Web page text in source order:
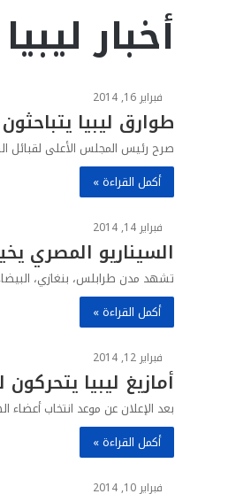
أخبار ليبيا
فبراير 16, 2014
طوارق ليبيا
صرح رئيس المجلس الأعلى لقبائل
أكمل القراءة »
فبراير 14, 2014
السيناريو المصري
تشهد مدن طرابلس، بنغازي،
أكمل القراءة »
فبراير 12, 2014
أمازيغ ليبيا
بعد الإعلان عن موعد انتخاب أعضاء
أكمل القراءة »
فبراير 10, 2014